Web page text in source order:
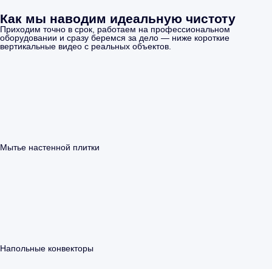
Как мы наводим идеальную чистоту
Приходим точно в срок, работаем на профессиональном
оборудовании и сразу беремся за дело — ниже короткие
вертикальные видео с реальных объектов.
Мытье настенной плитки
Напольные конвекторы